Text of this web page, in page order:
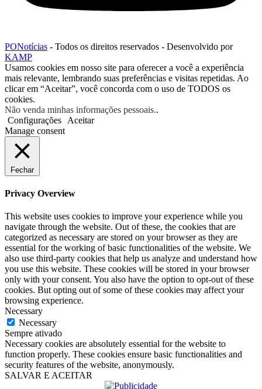
PONotícias - Todos os direitos reservados - Desenvolvido por
KAMP
Usamos cookies em nosso site para oferecer a você a experiência
mais relevante, lembrando suas preferências e visitas repetidas. Ao
clicar em “Aceitar”, você concorda com o uso de TODOS os
cookies.
Não venda minhas informações pessoais..
Configurações
Aceitar
Manage consent
Fechar
Privacy Overview
This website uses cookies to improve your experience while you
navigate through the website. Out of these, the cookies that are
categorized as necessary are stored on your browser as they are
essential for the working of basic functionalities of the website. We
also use third-party cookies that help us analyze and understand how
you use this website. These cookies will be stored in your browser
only with your consent. You also have the option to opt-out of these
cookies. But opting out of some of these cookies may affect your
browsing experience.
Necessary
Necessary
Sempre ativado
Necessary cookies are absolutely essential for the website to
function properly. These cookies ensure basic functionalities and
security features of the website, anonymously.
SALVAR E ACEITAR